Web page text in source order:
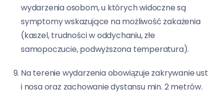
wydarzenia osobom, u których widoczne są
symptomy wskazujące na możliwość zakażenia
(kaszel, trudności w oddychaniu, złe
samopoczucie, podwyższona temperatura).
Na terenie wydarzenia obowiązuje zakrywanie ust
i nosa oraz zachowanie dystansu min. 2 metrów.